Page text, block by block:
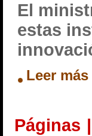
El
estas
Leer más
Páginas |